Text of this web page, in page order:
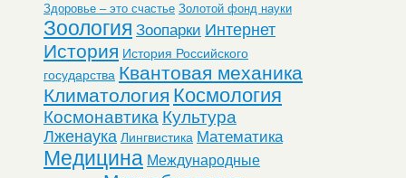
Здоровье – это счастье Золотой фонд науки
Зоология Зоопарки Интернет
История История Российского
государства Квантовая механика
Климатология Космология
Космонавтика Культура
Лженаука Лингвистика Математика
Медицина Международные